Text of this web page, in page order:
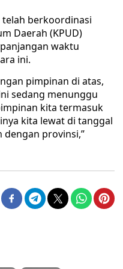
berkoordinasi
Daerah (KPUD)
waktu
ini.
pimpinan di atas,
sedang menunggu
kita termasuk
kita lewat di tanggal
dengan provinsi,”